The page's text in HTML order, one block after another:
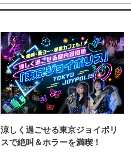
涼しく過ごせる東京ジョイポリ
スで絶叫＆ホラーを満喫！